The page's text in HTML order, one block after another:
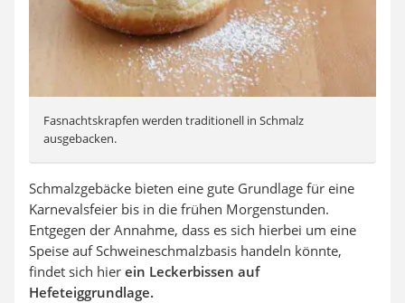
Fasnachtskrapfen werden traditionell in Schmalz
ausgebacken.
Schmalzgebäcke bieten eine gute Grundlage für eine
Karnevalsfeier bis in die frühen Morgenstunden.
Entgegen der Annahme, dass es sich hierbei um eine
Speise auf Schweineschmalzbasis handeln könnte,
findet sich hier ein Leckerbissen auf
Hefeteiggrundlage.